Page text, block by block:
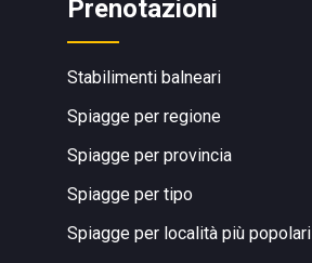
Prenotazioni
Stabilimenti balneari
Spiagge per regione
Spiagge per provincia
Spiagge per tipo
Spiagge per località più popolari